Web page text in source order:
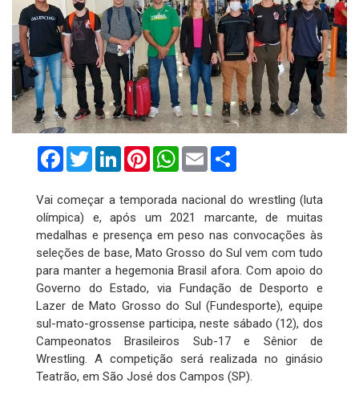
FacebookTwitterLinkedInPinterestWhatsApp
Email
Vai começar a temporada nacional do wrestling (luta
olímpica) e, após um 2021 marcante, de muitas
medalhas e presença em peso nas convocações às
seleções de base, Mato Grosso do Sul vem com tudo
para manter a hegemonia Brasil afora. Com apoio do
Governo do Estado, via Fundação de Desporto e
Lazer de Mato Grosso do Sul (Fundesporte), equipe
sul-mato-grossense participa, neste sábado (12), dos
Campeonatos Brasileiros Sub-17 e Sênior de
Wrestling. A competição será realizada no ginásio
Teatrão, em São José dos Campos (SP).